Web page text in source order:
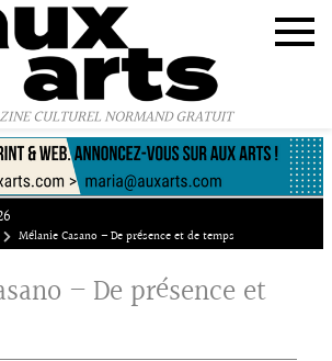
CULTUREL NORMAND GRATUIT
Mélanie Casano – De présence et de temps
– De présence et
cookies